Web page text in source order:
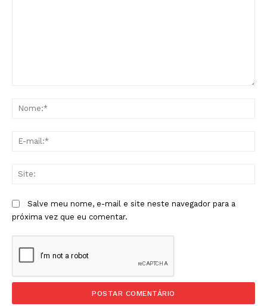
Salve meu nome, e-mail e site neste navegador para a
próxima vez que eu comentar.